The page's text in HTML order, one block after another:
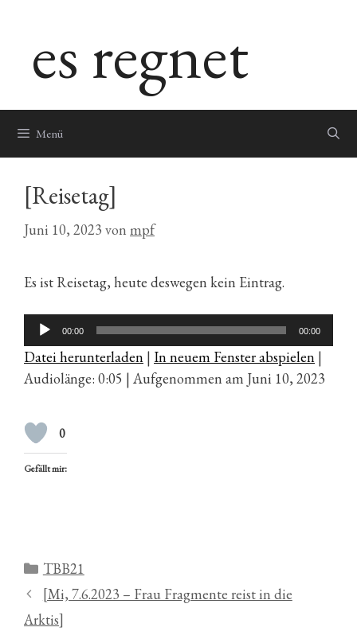
springenes regnet
Menü
[Reisetag]
Juni 10, 2023 von mpf
Es ist Reisetag, heute deswegen kein Eintrag.
Audio-
Player
00:00 00:00
Datei herunterladen | In neuem Fenster abspielen |
Audiolänge: 0:05 | Aufgenommen am Juni 10, 2023
0
Gefällt mir:
Kategorien
TBB21
[Mi, 7.6.2023 – Frau Fragmente reist in die
Arktis]